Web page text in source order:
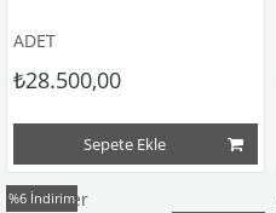
Sınırlı sayıda özel koleksiyon!
ADET
₺28.500,00
Sepete Ekle
Lambader
%6 İndirim